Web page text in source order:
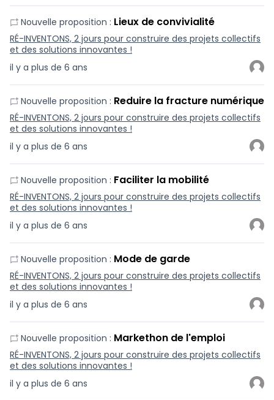
il y a plus de 6 ans
Nouvelle proposition : Lieux de convivialité
RÉ-INVENTONS, 2 jours pour construire des projets collectifs
et des solutions innovantes !
il y a plus de 6 ans
Nouvelle proposition : Reduire la fracture numérique
RÉ-INVENTONS, 2 jours pour construire des projets collectifs
et des solutions innovantes !
il y a plus de 6 ans
Nouvelle proposition : Faciliter la mobilité
RÉ-INVENTONS, 2 jours pour construire des projets collectifs
et des solutions innovantes !
il y a plus de 6 ans
Nouvelle proposition : Mode de garde
RÉ-INVENTONS, 2 jours pour construire des projets collectifs
et des solutions innovantes !
il y a plus de 6 ans
Nouvelle proposition : Markethon de l'emploi
RÉ-INVENTONS, 2 jours pour construire des projets collectifs
et des solutions innovantes !